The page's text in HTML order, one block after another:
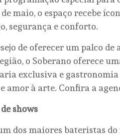
de maio, o espaço recebe
segurança e conforto.
de oferecer um palco
o Soberano oferece
exclusiva e
amor à arte. Confira a
shows
dos maiores bateristas